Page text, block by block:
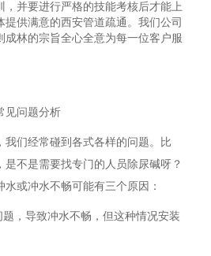
，并要进行严格的技能考核后才能上
提供满意的西安管道疏通。我们公司
成林的宗旨全心全意为每一位客户服
见问题分析
我们经常碰到各式各样的问题。比
是不是需要找专门的人员除尿碱呀？
或冲水不畅可能有三个原因：
，导致冲水不畅，但这种情况安装